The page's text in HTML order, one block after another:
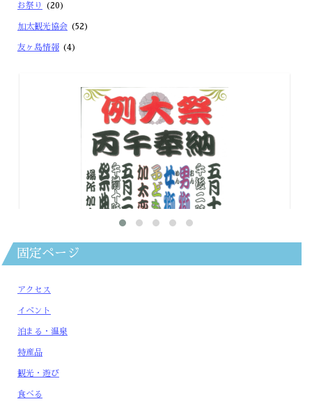
お祭り (20)
加太観光協会 (52)
友ヶ島情報 (4)
5月17日（日曜日）執り行われます。 ※今年は渡御はございま
所】加太春日神社
固定ページ
アクセス
イベント
泊まる・温泉
特産品
観光・遊び
食べる